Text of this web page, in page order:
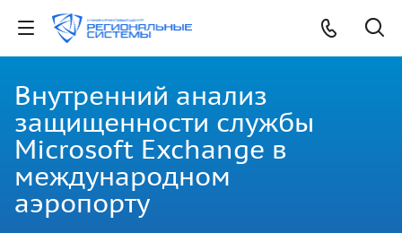
Внутренний анализ
защищенности службы
Microsoft Exchange в
международном
аэропорту